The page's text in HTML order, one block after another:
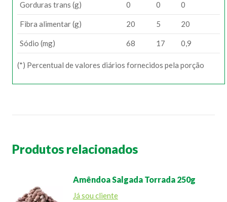
Gorduras trans (g) 0 0 0
Fibra alimentar (g) 20 5 20
Sódio (mg) 68 17 0,9
(*) Percentual de valores diários fornecidos pela porção
Produtos relacionados
Amêndoa Salgada Torrada 250g
Já sou cliente